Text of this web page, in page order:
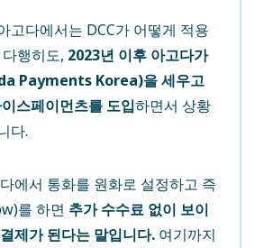
고다에서는 DCC가 어떻게 적용
행히도, 2023년 이후 아고다가
Payments Korea)을 세우고
스페이먼츠를 도입하면서 상황
다.
에서 통화를 원화로 설정하고 즉
를 하면 추가 수수료 없이 보이
제가 된다는 말입니다. 여기까지